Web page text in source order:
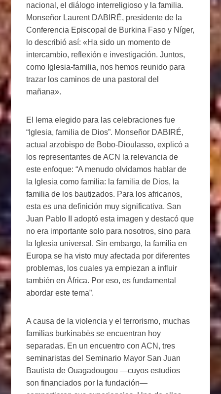
nacional, el diálogo interreligioso y la familia.
Monseñor Laurent DABIRÉ, presidente de la
Conferencia Episcopal de Burkina Faso y Níger,
lo describió así: «Ha sido un momento de
intercambio, reflexión e investigación. Juntos,
como Iglesia-familia, nos hemos reunido para
trazar los caminos de una pastoral del
mañana».
El lema elegido para las celebraciones fue
“Iglesia, familia de Dios”. Monseñor DABIRÉ,
actual arzobispo de Bobo-Dioulasso, explicó a
los representantes de ACN la relevancia de
este enfoque: “A menudo olvidamos hablar de
la Iglesia como familia: la familia de Dios, la
familia de los bautizados. Para los africanos,
esta es una definición muy significativa. San
Juan Pablo II adoptó esta imagen y destacó que
no era importante solo para nosotros, sino para
la Iglesia universal. Sin embargo, la familia en
Europa se ha visto muy afectada por diferentes
problemas, los cuales ya empiezan a influir
también en África. Por eso, es fundamental
abordar este tema”.
A causa de la violencia y el terrorismo, muchas
familias burkinabès se encuentran hoy
separadas. En un encuentro con ACN, tres
seminaristas del Seminario Mayor San Juan
Bautista de Ouagadougou —cuyos estudios
son financiados por la fundación—